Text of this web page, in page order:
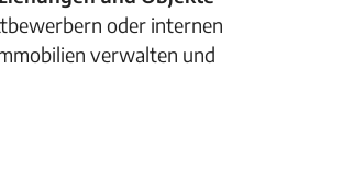
oder internen
verwalten und